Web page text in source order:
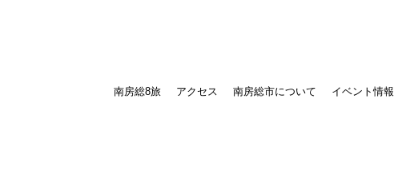
南房総8旅 アクセス 南房総市について イベント情報